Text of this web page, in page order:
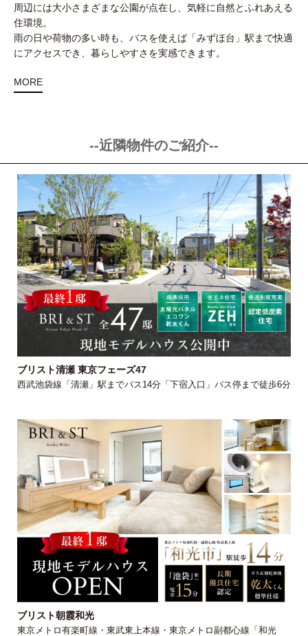
周辺には大小さまざまな公園が点在し、気軽に自然とふれあえる
住環境。
雨の日や荷物の多い時も、バスを使えば「みずほ台」駅まで快適
にアクセスでき、暮らしやすさを実感できます。
MORE
--近隣物件のご紹介--
ブリスト清瀬 東京フェーズ47
西武池袋線「清瀬」駅までバス14分「下宿入口」バス停まで徒歩6分
ブリスト朝霞和光
東京メトロ有楽町線・東武東上本線・東京メトロ副都心線「和光